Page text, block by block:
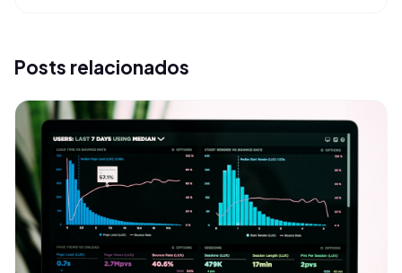
Posts relacionados